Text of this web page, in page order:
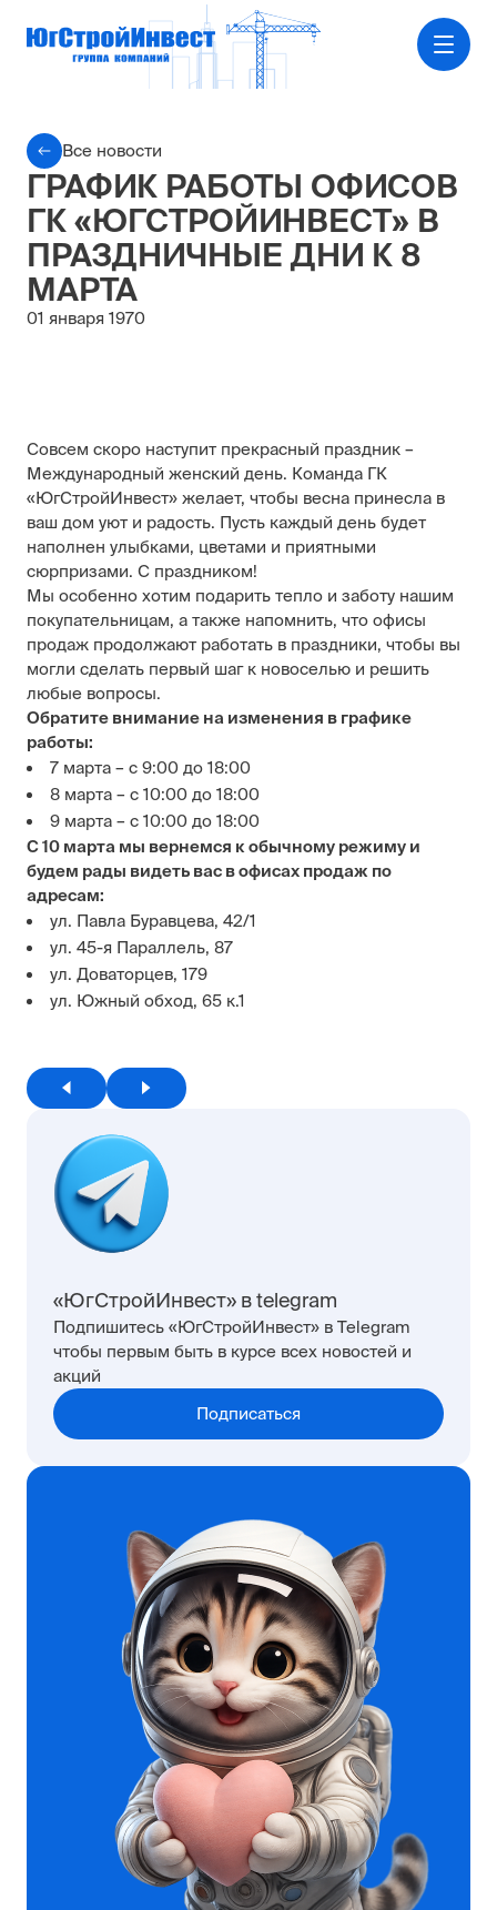
Все новости
ГРАФИК РАБОТЫ ОФИСОВ
ГК «ЮГСТРОЙИНВЕСТ» В
ПРАЗДНИЧНЫЕ ДНИ К 8
МАРТА
01 января 1970
Совсем скоро наступит прекрасный праздник –
Международный женский день. Команда ГК
«ЮгСтройИнвест» желает, чтобы весна принесла в
ваш дом уют и радость. Пусть каждый день будет
наполнен улыбками, цветами и приятными
сюрпризами. С праздником!
Мы особенно хотим подарить тепло и заботу нашим
покупательницам, а также напомнить, что офисы
продаж продолжают работать в праздники, чтобы вы
могли сделать первый шаг к новоселью и решить
любые вопросы.
Обратите внимание на изменения в графике
работы:
7 марта – с 9:00 до 18:00
8 марта – с 10:00 до 18:00
9 марта – с 10:00 до 18:00
С 10 марта мы вернемся к обычному режиму и
будем рады видеть вас в офисах продаж по
адресам:
ул. Павла Буравцева, 42/1
ул. 45-я Параллель, 87
ул. Доваторцев, 179
ул. Южный обход, 65 к.1
«ЮгСтройИнвест» в telegram
Подпишитесь «ЮгСтройИнвест» в Telegram
чтобы первым быть в курсе всех новостей и
акций
Подписаться